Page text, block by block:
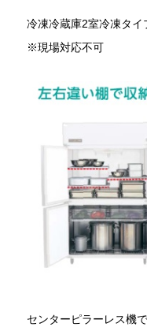
冷凍冷蔵庫2室冷凍タイ
※現場対応不可
センターピラーレス機